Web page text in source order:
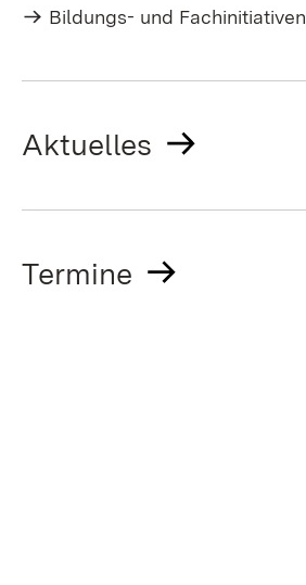
Bildungs- und Fachinitiativen
Aktuelles
Termine